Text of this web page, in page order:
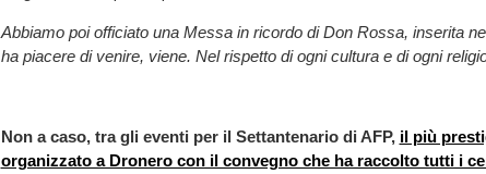
Abbiamo poi officiato una Messa in ricordo di Don Rossa, inserita
ha piacere di venire, viene. Nel rispetto di ogni cultura e di ogni
Non a caso, tra gli eventi per il Settantenario di AFP, il più
organizzato a Dronero con il convegno che ha raccolto tutti i